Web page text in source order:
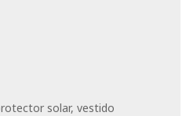
solar, vestido